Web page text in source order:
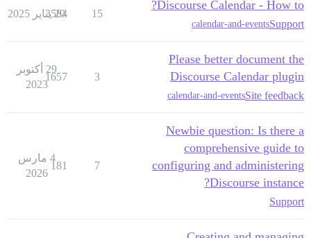
Discourse Calendar - How to?
Support
calendar-and-events
15
3584
20 يناير 2025
Please better document the
Discourse Calendar plugin
Site feedback
calendar-and-events
3
1657
29 أكتوبر
2023
Newbie question: Is there a
comprehensive guide to
configuring and administering
Discourse instance?
Support
7
181
4 مارس
2026